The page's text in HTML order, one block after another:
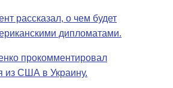
рассказал, о чем будет
дипломатами.
прокомментировал
из США в Украину.